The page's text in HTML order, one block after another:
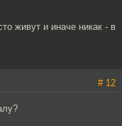
живут и иначе никак - в
# 12